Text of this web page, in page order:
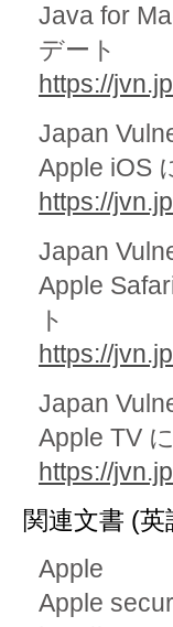
Java for
デート
https://
Japan
Apple iOS
https://
Japan
Apple
ト
https://
Japan
Apple TV
https://
関連文書 (英
Apple
Apple